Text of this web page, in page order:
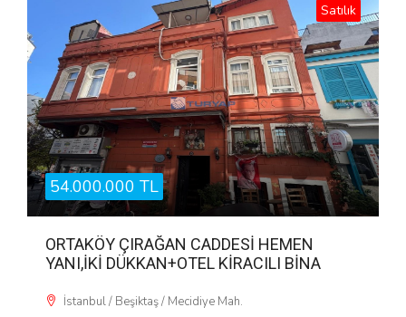
Satılık
54.000.000 TL
ORTAKÖY ÇIRAĞAN CADDESİ HEMEN
YANI,İKİ DÜKKAN+OTEL KİRACILI BİNA
İstanbul / Beşiktaş / Mecidiye Mah.